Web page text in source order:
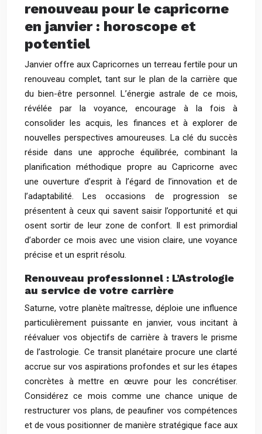
renouveau pour le capricorne
en janvier : horoscope et
potentiel
Janvier offre aux Capricornes un terreau fertile pour un
renouveau complet, tant sur le plan de la carrière que
du bien-être personnel. L’énergie astrale de ce mois,
révélée par la voyance, encourage à la fois à
consolider les acquis, les finances et à explorer de
nouvelles perspectives amoureuses. La clé du succès
réside dans une approche équilibrée, combinant la
planification méthodique propre au Capricorne avec
une ouverture d’esprit à l’égard de l’innovation et de
l’adaptabilité. Les occasions de progression se
présentent à ceux qui savent saisir l’opportunité et qui
osent sortir de leur zone de confort. Il est primordial
d’aborder ce mois avec une vision claire, une voyance
précise et un esprit résolu.
Renouveau professionnel : L’Astrologie
au service de votre carrière
Saturne, votre planète maîtresse, déploie une influence
particulièrement puissante en janvier, vous incitant à
réévaluer vos objectifs de carrière à travers le prisme
de l’astrologie. Ce transit planétaire procure une clarté
accrue sur vos aspirations profondes et sur les étapes
concrètes à mettre en œuvre pour les concrétiser.
Considérez ce mois comme une chance unique de
restructurer vos plans, de peaufiner vos compétences
et de vous positionner de manière stratégique face aux